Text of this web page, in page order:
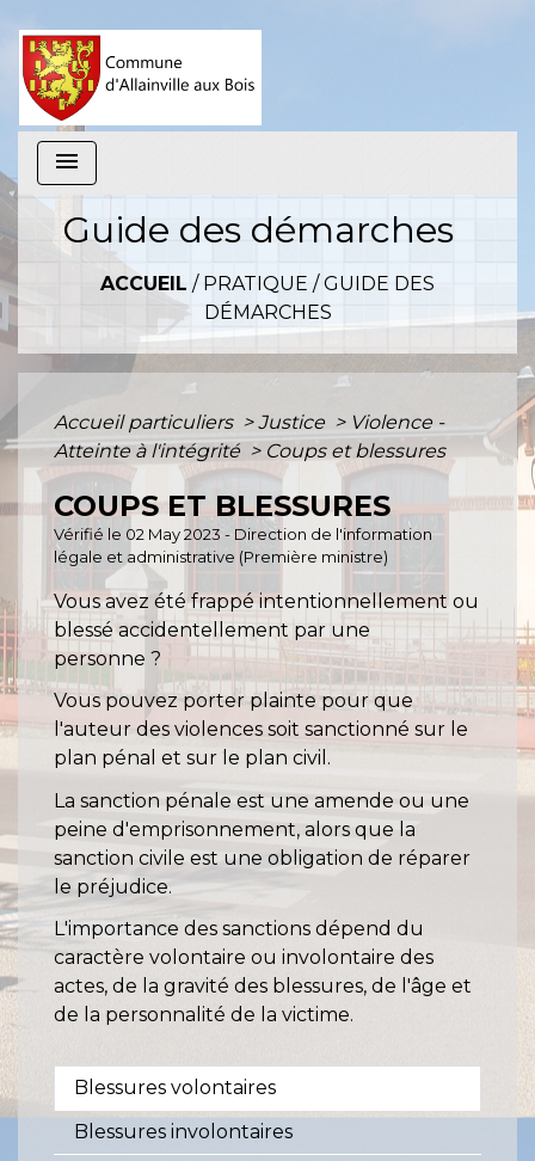
menu
Guide des démarches
ACCUEIL / PRATIQUE /GUIDE DES
DÉMARCHES
Accueil particuliers > Justice > Violence -
Atteinte à l'intégrité > Coups et blessures
COUPS ET BLESSURES
Vérifié le 02 May 2023 - Direction de l'information
légale et administrative (Première ministre)
Vous avez été frappé intentionnellement ou
blessé accidentellement par une
personne ?
Vous pouvez porter plainte pour que
l'auteur des violences soit sanctionné sur le
plan pénal et sur le plan civil.
La sanction pénale est une amende ou une
peine d'emprisonnement, alors que la
sanction civile est une obligation de réparer
le préjudice.
L'importance des sanctions dépend du
caractère volontaire ou involontaire des
actes, de la gravité des blessures, de l'âge et
de la personnalité de la victime.
Blessures volontaires
Blessures involontaires